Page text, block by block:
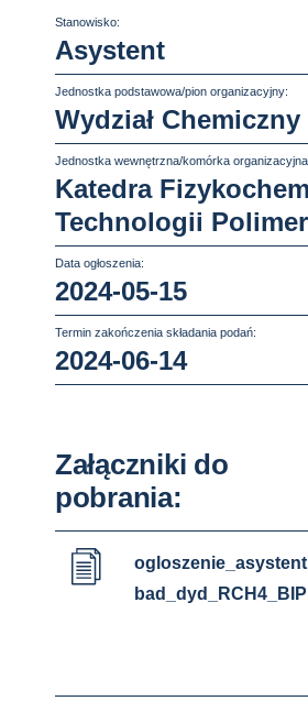
Stanowisko:
Asystent
Jednostka podstawowa/pion organizacyjny:
Wydział Chemiczny
Jednostka wewnętrzna/komórka
Katedra
Technologii
Data ogłoszenia:
2024-05-15
Termin zakończenia składania podań:
2024-06-14
Załączniki do
pobrania:
ogloszenie_asystent
bad_dyd_RCH4_BIP